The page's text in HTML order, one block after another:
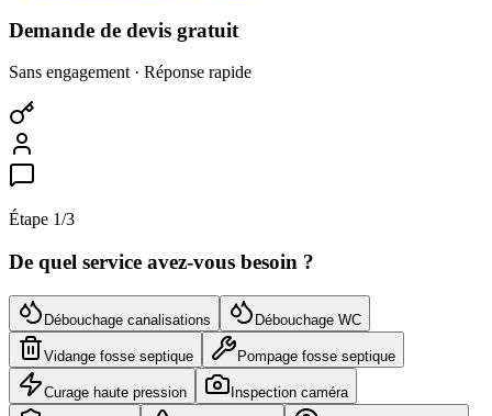
Demande de devis gratuit
Sans engagement · Réponse rapide
Étape 1/3
De quel service avez-vous besoin ?
Débouchage canalisations Débouchage WC
Vidange fosse septique Pompage fosse septique
Curage haute pression Inspection caméra